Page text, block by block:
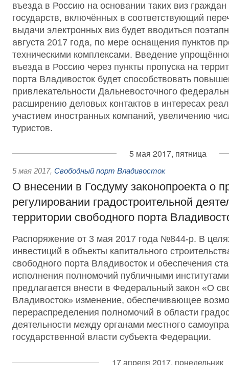
въезда в Россию на основании таких виз
государств, включённых в соответствующий
выдачи электронных виз будет вводиться
августа 2017 года, по мере оснащения пунктов
техническими комплексами. Введение
въезда в Россию через пункты пропуска на
порта Владивосток будет способствовать
привлекательности Дальневосточного
расширению деловых контактов в интересах
участием иностранных компаний, увеличению
туристов.
5 мая 2017, пятница
5 мая 2017, Свободный порт Владивосток
О внесении в Госдуму законопроекта о
регулировании градостроительной
территории свободного порта
Распоряжение от 3 мая 2017 года №844-р. В
инвестиций в объекты капитального
свободного порта Владивосток и обеспечения
исполнения полномочий публичными
предлагается внести в Федеральный закон «О
Владивосток» изменение, обеспечивающее
перераспределения полномочий в области
деятельности между органами местного
государственной власти субъекта Федерации.
17 апреля 2017, понедельник